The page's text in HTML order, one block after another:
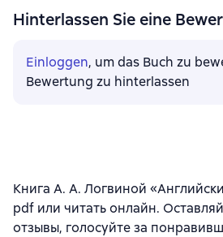
Hinterlassen Sie eine
Einloggen, um das Buch zu
Bewertung zu hinterlassen
Книга А. А. Логвиной
pdf или читать онлайн.
отзывы, голосуйте за